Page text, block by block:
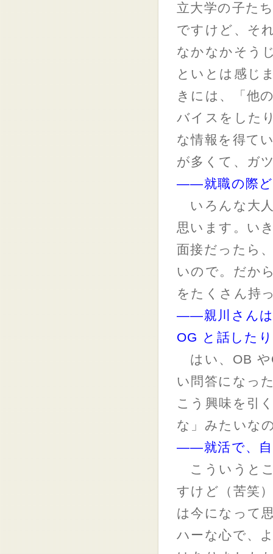
立大学の子た
ですけど、そ
なかなかそう
といとは感じ
きには、「他
バイスをした
な情報を得て
が多くて、ガ
――就職の際ど
いろんな大
思います。い
面接だったら
いので。だか
をたくさん持
――親川さんは
OG と話した
はい、OB や
い問答になっ
こう興味を引
な」みたいな
――就活で、自
こういうと
すけど（苦笑
は今になって
ハーな心で、